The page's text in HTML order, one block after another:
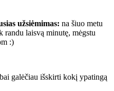
užsiėmimas: na šiuo metu
laisvą minutę, mėgstu
:)
galėčiau išskirti kokį ypatingą